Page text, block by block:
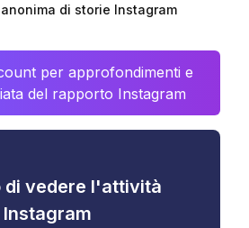
di storie Instagram
per approfondimenti e
del rapporto Instagram
di vedere l'attività
Instagram